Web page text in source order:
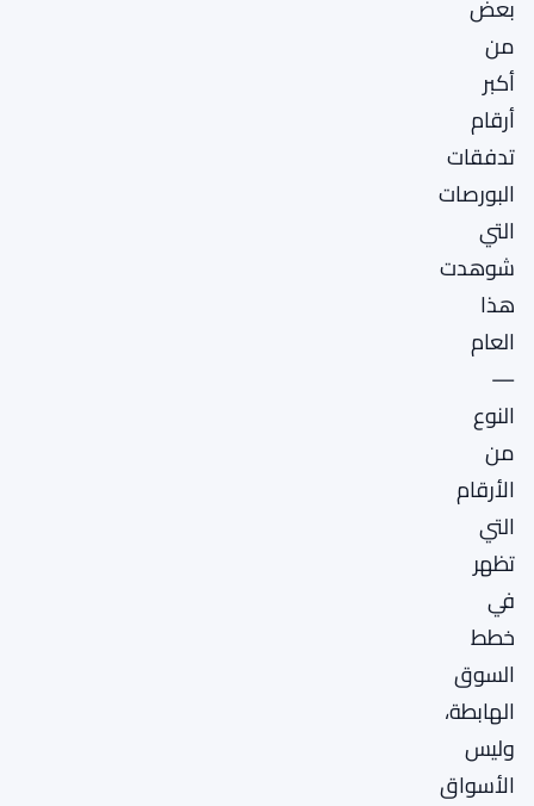
بعض
من
أكبر
أرقام
تدفقات
البورصات
التي
شوهدت
هذا
العام
—
النوع
من
الأرقام
التي
تظهر
في
خطط
السوق
الهابطة،
وليس
الأسواق